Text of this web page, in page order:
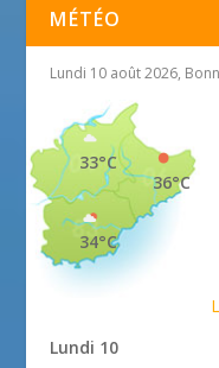
MÉTÉO
Lundi 10 août 2026,
36°C
33°C
34°C
Lundi 10